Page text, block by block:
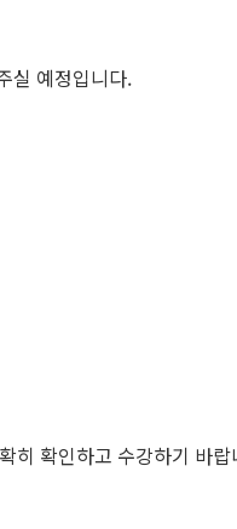
실 예정입니다.
히 확인하고 수강하기 바랍